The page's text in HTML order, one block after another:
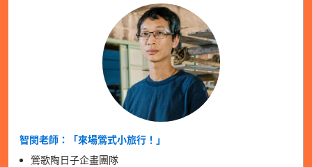
智閔老師：「來場鶯式小旅行！」
鶯歌陶日子企畫團隊